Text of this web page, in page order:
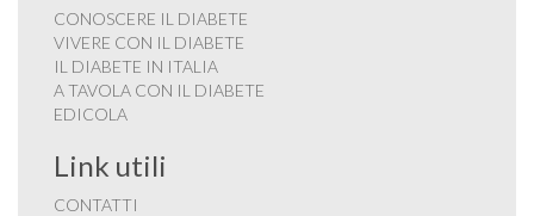
CONOSCERE IL DIABETE
VIVERE CON IL DIABETE
IL DIABETE IN ITALIA
A TAVOLA CON IL DIABETE
EDICOLA
Link utili
CONTATTI